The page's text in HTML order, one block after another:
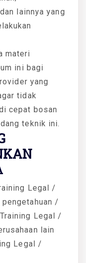
lainnya yang
materi
ini bagi
yang
tidak
cepat bosan
teknik ini.
Legal /
/
Legal /
lain
Legal /